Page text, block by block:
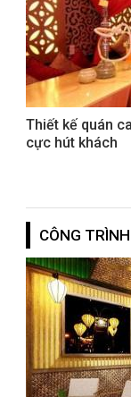
Thiết kế quán
cực hút khách
CÔNG